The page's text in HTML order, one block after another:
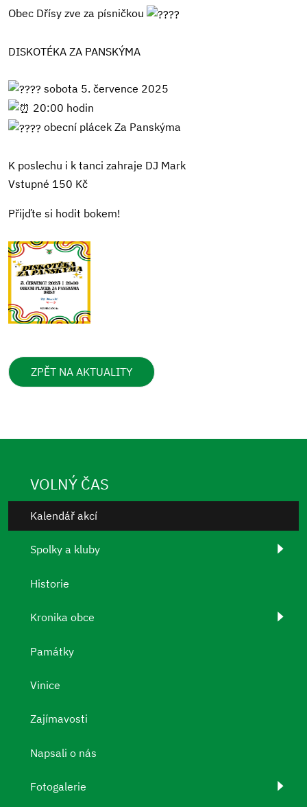
Obec Dřísy zve za písničkou
DISKOTÉKA ZA PANSKÝMA
sobota 5. července 2025
20:00 hodin
obecní plácek Za Panskýma
K poslechu i k tanci zahraje DJ Mark
Vstupné 150 Kč
Přijďte si hodit bokem!
ZPĚT NA AKTUALITY
VOLNÝ ČAS
Kalendář akcí
Spolky a kluby
Historie
Kronika obce
Památky
Vinice
Zajímavosti
Napsali o nás
Fotogalerie